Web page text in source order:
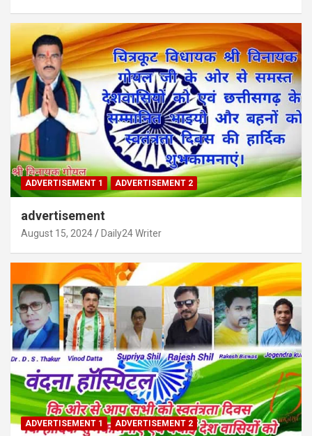
ADVERTISEMENT 1 ADVERTISEMENT 2
advertisement
August 15, 2024 Daily24 Writer
ADVERTISEMENT 1 ADVERTISEMENT 2